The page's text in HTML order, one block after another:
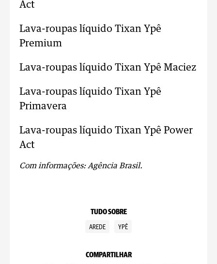
Act
Lava-roupas líquido Tixan Ypê
Premium
Lava-roupas líquido Tixan Ypê Maciez
Lava-roupas líquido Tixan Ypê
Primavera
Lava-roupas líquido Tixan Ypê Power
Act
Com informações: Agência Brasil.
TUDO SOBRE
AREDE YPÊ
COMPARTILHAR